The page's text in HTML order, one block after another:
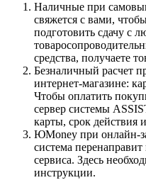
Наличные при
свяжется с вами,
подготовить сдачу с
средства, получаете
Безналичный расчет
интернет-магазине:
Чтобы оплатить
сервер системы
карты, срок действия
ЮMoney при онлайн-
система
сервиса. Здесь
инструкции.